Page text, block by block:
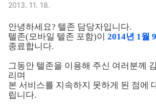
2013. 11. 18.
안녕하세요? 텔존 담당자입니다.
텔존(모바일 텔존 포함)이 2014년 1월 9
종료합니다.
그동안 텔존을 이용해 주신 여러분께
리며
본 서비스를 지속하지 못하게 된 점에
립니다.